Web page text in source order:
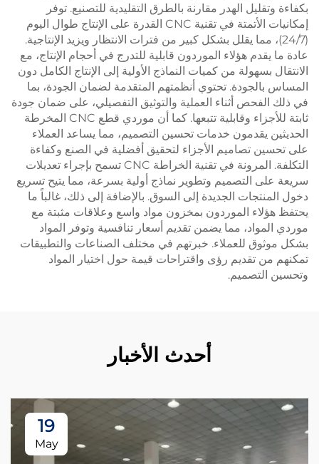
الهدر مقارنة بالطرق التقليدية للتصنيع. توفر
إمكانيات الأتمتة في تقنية CNC القدرة على الإنتاج طوال اليوم
مما يقلل بشكل كبير من فترات الانتظار ويزيد الإنتاجية.
هؤلاء الموردون قابلية للتدرج في أحجام الإنتاج، مع
من كميات النماذج الأولية إلى الإنتاج الكامل دون
تحتوي أنظمتهم المتقدمة لضمان الجودة، بما
أثناء العملية والتوثيق التفصيلي، على ضمان جودة
ثابتة للأجزاء وقابلية تتبعها. كما أن موردي قطع CNC المخرطة
يقدمون خدمات تحسين التصميم، مما يساعد العملاء
تصاميم الأجزاء لتحقيق أفضلية في الصنع وكفاءة
التكلفة. المرونة في تقنية الخراطة CNC تسمح بإجراء تعديلات
التصميم وتطوير نماذج أولية بسرعة، مما يتيح تسريع
الجديدة إلى السوق. بالإضافة إلى ذلك، غالباً ما
الموردون بمخزون مواد واسع وعلاقات مثبتة مع
مما يضمن تقديم أسعار تنافسية وتوفر المواد
للعملاء. خبرتهم في مختلف الصناعات والتطبيقات
تقديم رؤى واقتراحات قيمة حول اختيار المواد
أحدث الأخبار